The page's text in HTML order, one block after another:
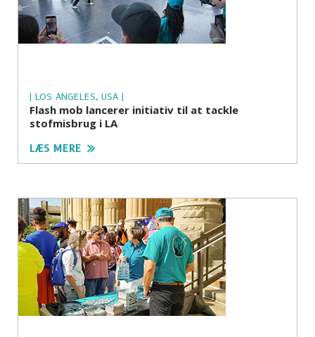
| LOS ANGELES, USA |
Flash mob lancerer initiativ til at tackle
stofmisbrug i LA
LÆS MERE